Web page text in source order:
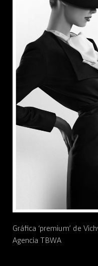
Gráfica ‘premium’ de
Agencia TBWA